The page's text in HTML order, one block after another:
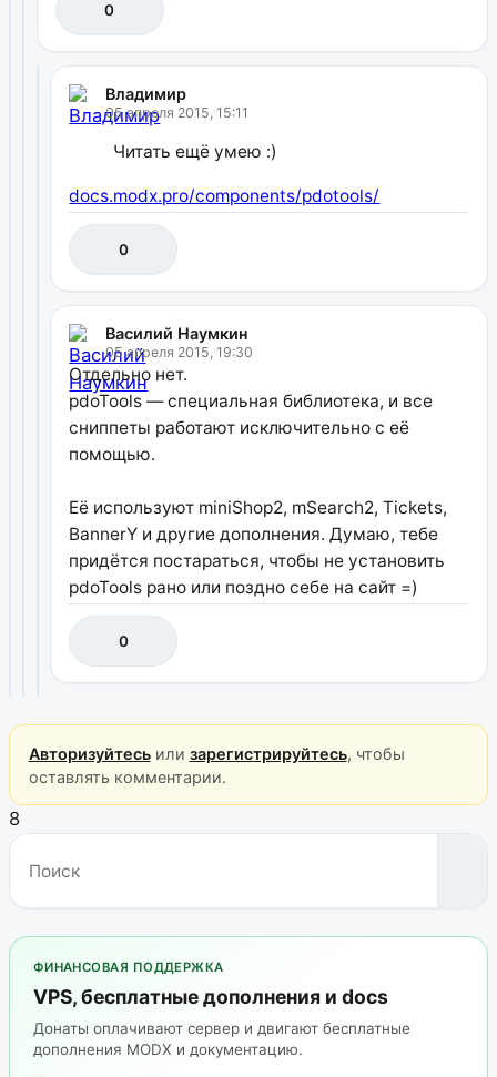
0
Владимир
05 апреля 2015, 15:11
Читать ещё умею :)
docs.modx.pro/components/pdotools/
0
Василий Наумкин
05 апреля 2015, 19:30
Отдельно нет.
pdoTools — специальная библиотека, и все
сниппеты работают исключительно с её
помощью.
Её используют miniShop2, mSearch2, Tickets,
BannerY и другие дополнения. Думаю, тебе
придётся постараться, чтобы не установить
pdoTools рано или поздно себе на сайт =)
0
Авторизуйтесьили зарегистрируйтесь, чтобы
оставлять комментарии.
8
ФИНАНСОВАЯ ПОДДЕРЖКА
VPS, бесплатные дополнения и docs
Донаты оплачивают сервер и двигают бесплатные
дополнения MODX и документацию.